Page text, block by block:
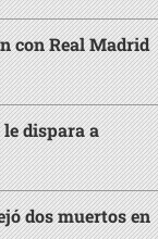
con Real Madrid
dispara a
dos muertos en